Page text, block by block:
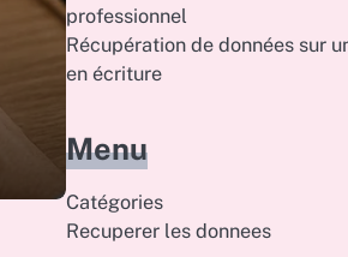
professionnel
Récupération de données sur
en écriture
Menu
Catégories
Recuperer les donnees